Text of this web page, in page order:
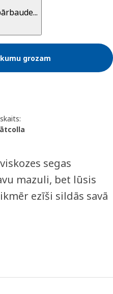
grozam
segas
mazuli, bet lūsis
ezīši sildās savā